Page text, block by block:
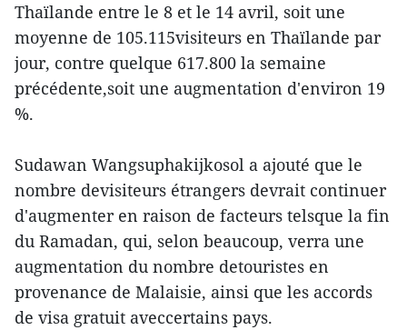
Thaïlande entre le 8 et le 14 avril, soit une
moyenne de 105.115visiteurs en Thaïlande par
jour, contre quelque 617.800 la semaine
précédente,soit une augmentation d'environ 19
%.
Sudawan Wangsuphakijkosol a ajouté que le
nombre devisiteurs étrangers devrait continuer
d'augmenter en raison de facteurs telsque la fin
du Ramadan, qui, selon beaucoup, verra une
augmentation du nombre detouristes en
provenance de Malaisie, ainsi que les accords
de visa gratuit aveccertains pays.